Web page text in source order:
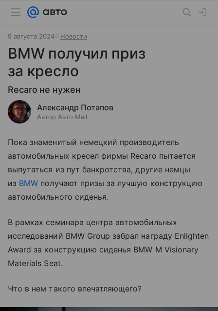
9 августа 2024 Новости
BMW получил приз
за кресло
Recaro не нужен
Александр Потапов
Автор Авто Mail
Пока знаменитый немецкий производитель
автомобильных кресел фирмы Recaro пытается
выпутаться из пут банкротства, другие немцы
из BMW получают призы за лучшую конструкцию
автомобильного сиденья.
В рамках семинара центра автомобильных
исследований BMW Group забрал награду Enlighten
Award за конструкцию сиденья BMW M Visionary
Materials Seat.
Что в нем такого впечатляющего?